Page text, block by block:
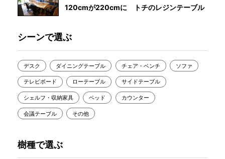
120cmが220cmに トチのレジンテーブル
シーンで選ぶ
デスク ダイニングテーブル チェア・ベンチ ソファ
テレビボード ローテーブル サイドテーブル
シェルフ・収納家具 ベッド カウンター
会議テーブル その他
樹種で選ぶ